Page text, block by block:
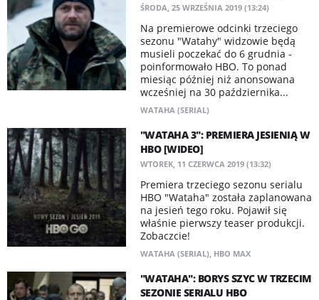
ŚRODA, 25 WRZEŚNIA 2019 (13:24)
Na premierowe odcinki trzeciego
sezonu "Watahy" widzowie będą
musieli poczekać do 6 grudnia -
poinformowało HBO. To ponad
miesiąc później niż anonsowana
wcześniej na 30 października...
WATAHA (SERIAL)
"WATAHA 3": PREMIERA JESIENIĄ W
HBO [WIDEO]
WTOREK, 11 CZERWCA 2019 (13:32)
Premiera trzeciego sezonu serialu
HBO "Wataha" została zaplanowana
na jesień tego roku. Pojawił się
właśnie pierwszy teaser produkcji.
Zobaczcie!
WATAHA (SERIAL), HBO MAX
"WATAHA": BORYS SZYC W TRZECIM
SEZONIE SERIALU HBO